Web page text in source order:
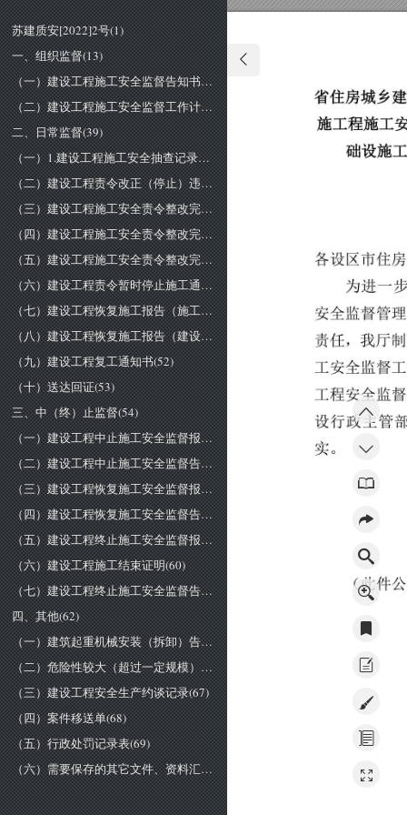
苏建质安[2022]2号(1)
一、组织监督(13)
（一）建设工程施工安全监督告知书(14)
（二）建设工程施工安全监督工作计划(35)
二、日常监督(39)
（一）1.建设工程施工安全抽查记录表(40)
（二）建设工程责令改正（停止）违法行为通知书(42)
（三）建设工程施工安全责令整改完成报告（施工单位）(43)
（四）建设工程施工安全责令整改完成报告（监理单位）(45)
（五）建设工程施工安全责令整改完成报告（建设单位）(47)
（六）建设工程责令暂时停止施工通知书(49)
（七）建设工程恢复施工报告（施工单位）(50)
（八）建设工程恢复施工报告（建设单位）(51)
（九）建设工程复工通知书(52)
（十）送达回证(53)
三、中（终）止监督(54)
（一）建设工程中止施工安全监督报告(55)
（二）建设工程中止施工安全监督告知书(56)
（三）建设工程恢复施工安全监督报告(57)
（四）建设工程恢复施工安全监督告知书(58)
（五）建设工程终止施工安全监督报告(59)
（六）建设工程施工结束证明(60)
（七）建设工程终止施工安全监督告知书(61)
四、其他(62)
（一）建筑起重机械安装（拆卸）告知单(63)
（二）危险性较大（超过一定规模）的分部分项工程清单(64)
（三）建设工程安全生产约谈记录(67)
（四）案件移送单(68)
（五）行政处罚记录表(69)
（六）需要保存的其它文件、资料汇总表(70)
省住房城乡建
施工程施工
础设施
各设区市住
为进一
安全监督管
责任，我厅
工安全监督工
工程安全监督
设行政主管
实。
（此件公